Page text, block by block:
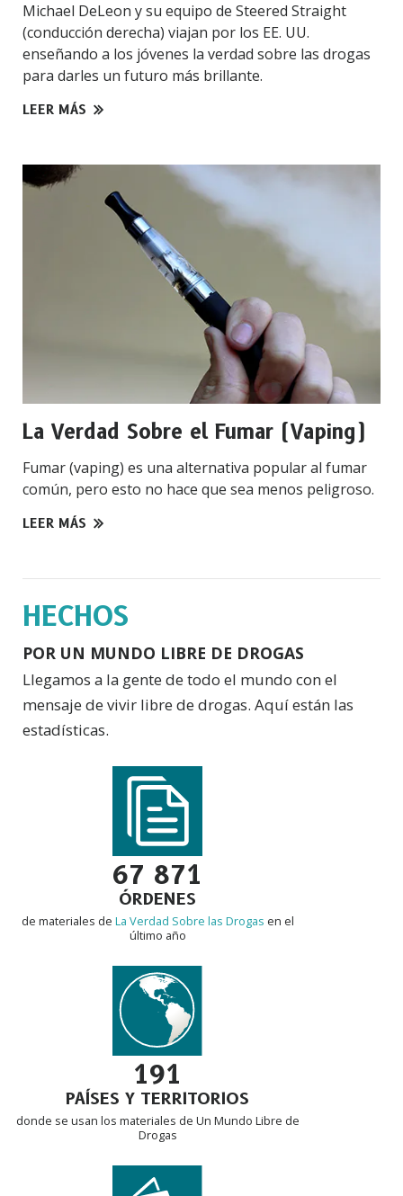
Michael DeLeon y su equipo de Steered Straight
(conducción derecha) viajan por los EE. UU.
enseñando a los jóvenes la verdad sobre las drogas
para darles un futuro más brillante.
LEER MÁS
La Verdad Sobre el Fumar (Vaping)
Fumar (vaping) es una alternativa popular al fumar
común, pero esto no hace que sea menos peligroso.
LEER MÁS
HECHOS
POR UN MUNDO LIBRE DE DROGAS
Llegamos a la gente de todo el mundo con el
mensaje de vivir libre de drogas. Aquí están las
estadísticas.
67 871
ÓRDENES
de materiales de La Verdad Sobre las Drogas en el
último año
191
PAÍSES Y TERRITORIOS
donde se usan los materiales de Un Mundo Libre de
Drogas